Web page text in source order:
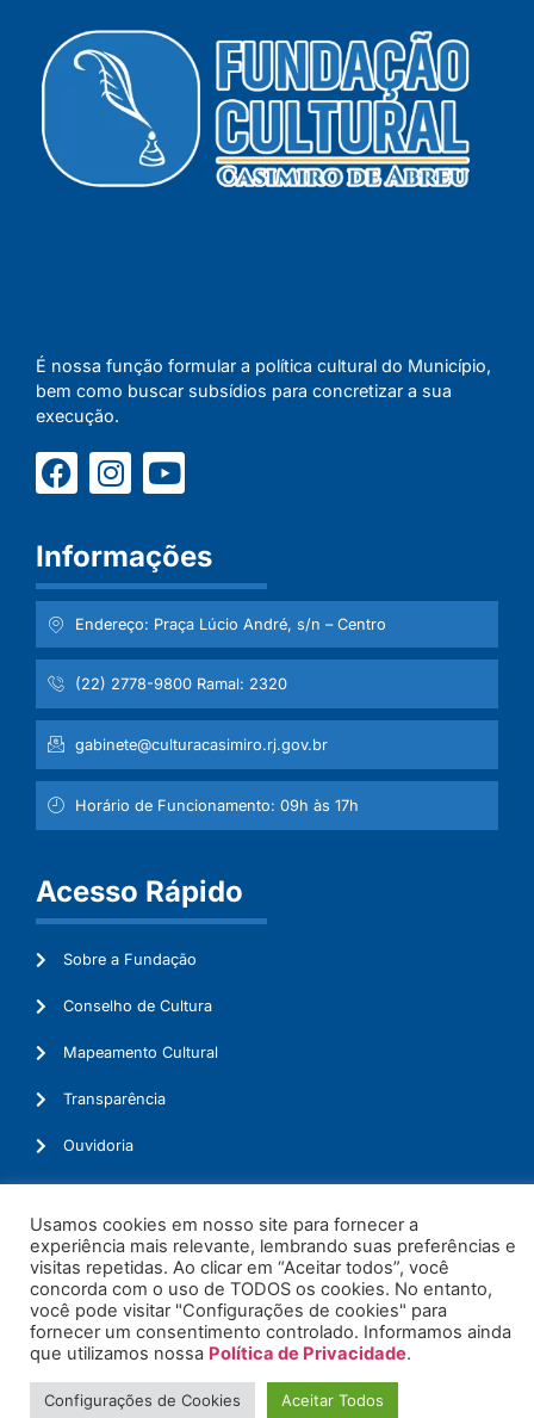
É nossa função formular a política cultural do Município,
bem como buscar subsídios para concretizar a sua
execução.
Informações
Endereço: Praça Lúcio André, s/n – Centro
(22) 2778-9800 Ramal: 2320
gabinete@culturacasimiro.rj.gov.br
Horário de Funcionamento: 09h às 17h
Acesso Rápido
Sobre a Fundação
Conselho de Cultura
Mapeamento Cultural
Transparência
Ouvidoria
© 2026. Todos os Direitos Reservados.
Usamos cookies em nosso site para fornecer a
experiência mais relevante, lembrando suas preferências e
visitas repetidas. Ao clicar em “Aceitar todos”, você
concorda com o uso de TODOS os cookies. No entanto,
você pode visitar "Configurações de cookies" para
fornecer um consentimento controlado. Informamos ainda
que utilizamos nossa Política de Privacidade.
Configurações de Cookies Aceitar Todos